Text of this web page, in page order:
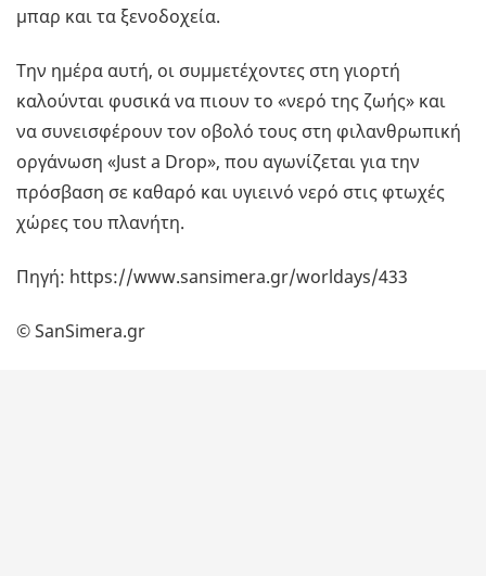
μπαρ και τα ξενοδοχεία.
Την ημέρα αυτή, οι συμμετέχοντες στη γιορτή
καλούνται φυσικά να πιουν το «νερό της ζωής» και
να συνεισφέρουν τον οβολό τους στη φιλανθρωπική
οργάνωση «Just a Drop», που αγωνίζεται για την
πρόσβαση σε καθαρό και υγιεινό νερό στις φτωχές
χώρες του πλανήτη.
Πηγή: https://www.sansimera.gr/worldays/433
© SanSimera.gr